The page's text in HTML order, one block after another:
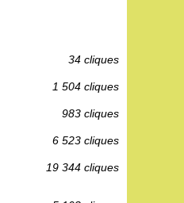
34 cliques
1 504 cliques
983 cliques
6 523 cliques
19 344 cliques